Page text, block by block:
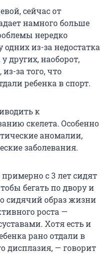
сейчас от
намного больше
нередко
одних из-за недостатка
других, наоборот,
за того, что
ребенка в спорт.
к
скелета. Особенно
аномалии,
заболевания.
с 3 лет сидят
бегать по двору и
сидячий образ жизни
роста —
Хотя есть и
рано отдали в
дисплазия, — говорит